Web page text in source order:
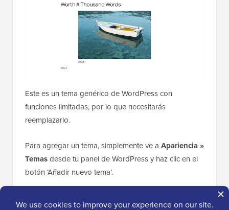
Este es un tema genérico de WordPress con
funciones limitadas, por lo que necesitarás
reemplazarlo.
Para agregar un tema, simplemente ve a Apariencia »
Temasdesde tu panel de WordPress y haz clic en el
botón ‘Añadir nuevo tema’.